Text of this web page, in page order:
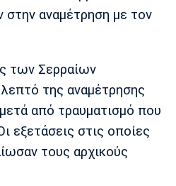
Ρεάλ
Ατλέτικο
στην αναμέτρηση με τον
των Σερραίων
της αναμέτρησης
από τραυματισμό που
εξετάσεις στις οποίες
τους αρχικούς